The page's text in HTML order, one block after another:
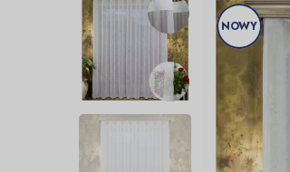
NOWY